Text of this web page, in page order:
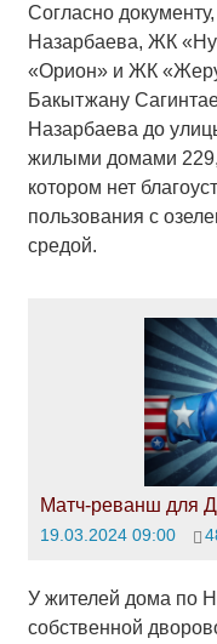
Согласно
Назарбаева, ЖК
«Орион» и ЖК
Бакытжану
Назарбаева до
жилыми домами
котором нет
пользования с
средой.
Матч-реванш для
19.03.2024 09:00
У жителей дома по
собственной